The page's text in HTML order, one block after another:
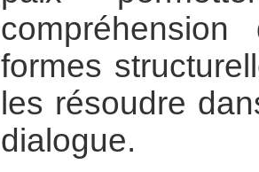
formes
les résoudre
dialogue.